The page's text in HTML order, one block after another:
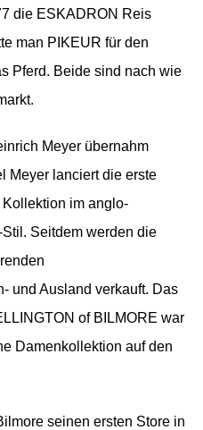
die ESKADRON Reis
man PIKEUR für den
Pferd. Beide sind nach wie
Meyer übernahm
Meyer lanciert die erste
im anglo-
Seitdem werden die
und Ausland verkauft. Das
of BILMORE war
Damenkollektion auf den
seinen ersten Store in